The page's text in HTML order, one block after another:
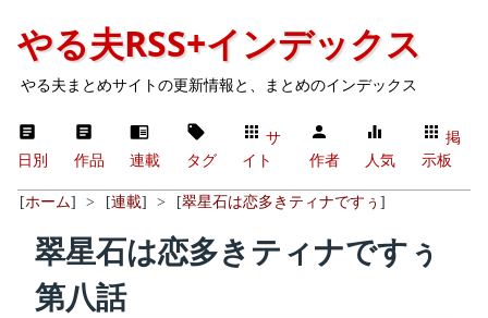
やる夫RSS+インデックス
やる夫まとめサイトの更新情報と、まとめのインデックス
日別 作品 連載 タグ
サ
イト
作者 人気
掲
示板
[ホーム] > [連載] > [翠星石は恋多きティナですぅ ]
翠星石は恋多きティナですぅ
第八話